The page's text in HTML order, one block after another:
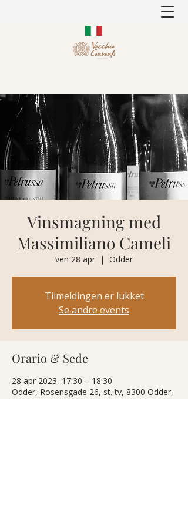
Vinsmagning med
Massimiliano Cameli
ven 28 apr
  |
Odder
Tilmeldingen er lukket
Se andre events
Orario & Sede
28 apr 2023, 17:30 – 18:30
Odder, Rosensgade 26, st. tv, 8300 Odder,